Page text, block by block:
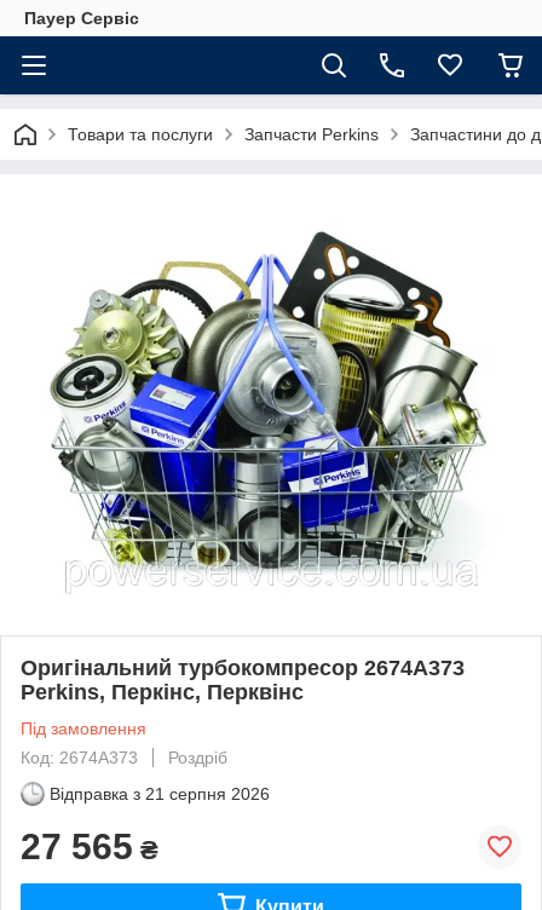
Пауер Сервіс
Товари та послуги Запчасти Perkins Запчастини до
Оригінальний турбокомпресор 2674A373
Perkins, Перкінс, Перквінс
Під замовлення
Код: 2674A373
Роздріб
Відправка з 21 серпня 2026
27 565 ₴